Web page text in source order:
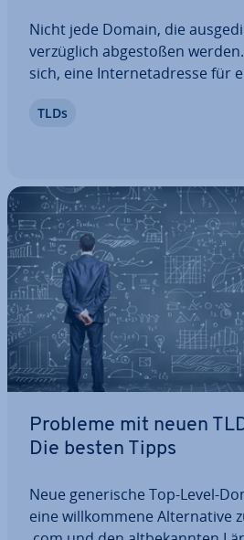
Nicht jede Domain, die
ver­züg­lich ab­ge­sto­ßen
sich, eine In­ter­net­adres­se für
um Wer­be­ein­nah­men zu
TLDs
Probleme mit neuen
Die besten Tipps
Neue ge­ne­ri­sche Top-Level-
eine will­kom­me­ne Al­ter­na­ti­ve